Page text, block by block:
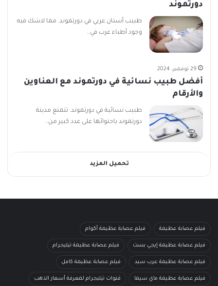
دورتموند
طبيب أسنان عربي في دورتموند. مما لاشك فيه
وجود أطباء عرب في…
29 نوفمبر، 2024
أفضل طبيب نسائية في دورتموند مع العناوين
والأرقام
طبيب نسائية في دورتموند. تتمتع مدينة
دورتموند باحتوائها على عدد كبير من…
تحميل المزيد
فيلم عصابة عظيمة فيلم عصابة عظيمة أكوام
فيلم عصابة عظيمة إيجي بست فيلم عصابة عظيمة تيليجرام
فيلم عصابة عظيمة عرب سيد فيلم عصابة عظيمة كامل
فيلم عصابة عظيمة ماي سيما قنوات تيليجرام لمعرفة أسعار الذهب